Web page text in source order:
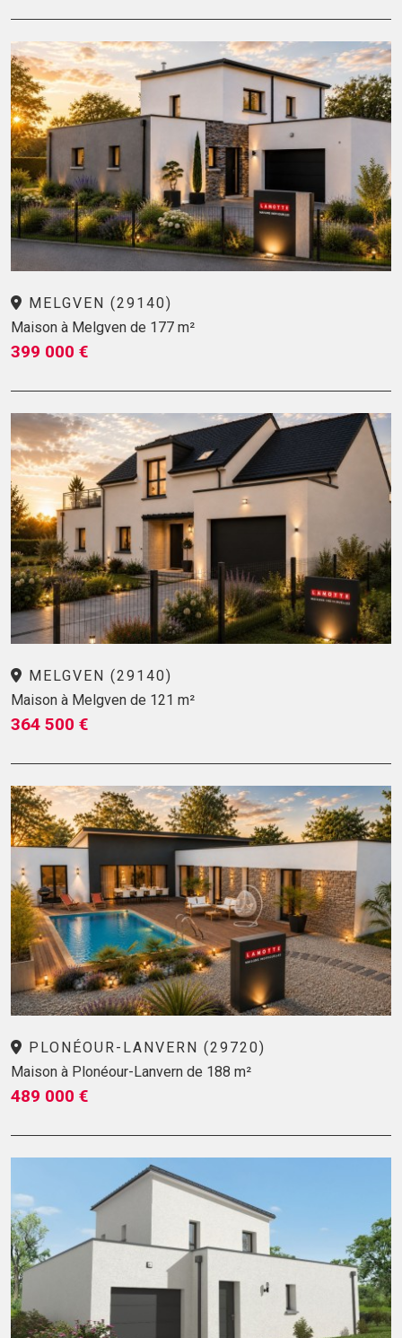
MELGVEN (29140)
Maison à Melgven de 177 m²
399 000 €
MELGVEN (29140)
Maison à Melgven de 121 m²
364 500 €
PLONÉOUR-LANVERN (29720)
Maison à Plonéour-Lanvern de 188 m²
489 000 €